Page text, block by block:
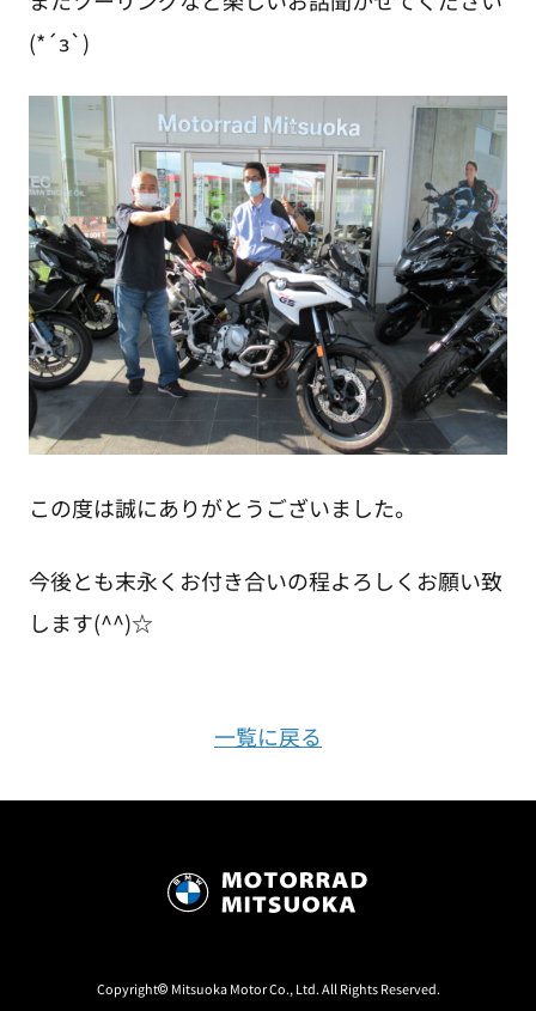
(*´з`)
この度は誠にありがとうございました。
今後とも末永くお付き合いの程よろしくお願い致
します(^^)☆
一覧に戻る
Copyright© Mitsuoka Motor Co., Ltd. All Rights Reserved.